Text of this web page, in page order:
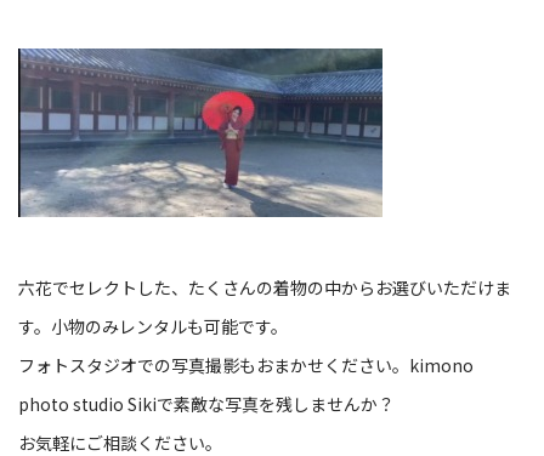
六花でセレクトした、たくさんの着物の中からお選びいただけま
す。小物のみレンタルも可能です。
フォトスタジオでの写真撮影もおまかせください。 kimono
photo studio Sikiで素敵な写真を残しませんか？
お気軽にご相談ください。